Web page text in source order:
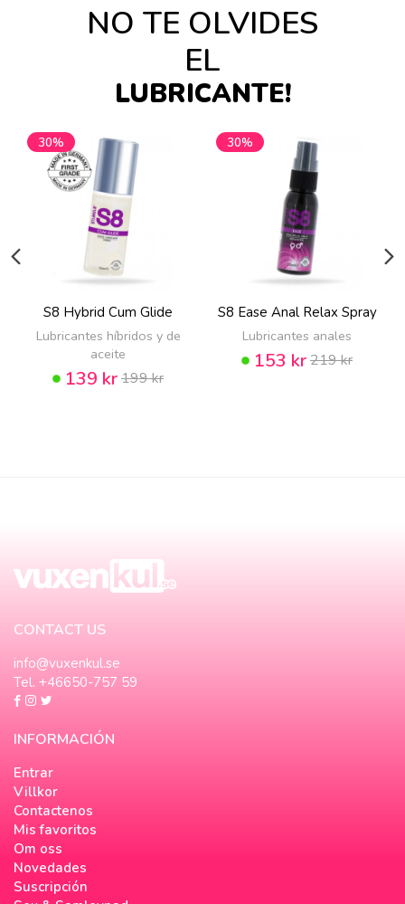
NO TE OLVIDES
EL
LUBRICANTE!
30%
S8 Hybrid Cum Glide
Lubricantes híbridos y de
aceite
139 kr199 kr
30%
S8 Ease Anal Relax Spray
Lubricantes anales
153 kr219 kr
CONTACT US
info@vuxenkul.se
Tel. +46650-757 59
INFORMACIÓN
Entrar
Villkor
Contactenos
Mis favoritos
Om oss
Novedades
Suscripción